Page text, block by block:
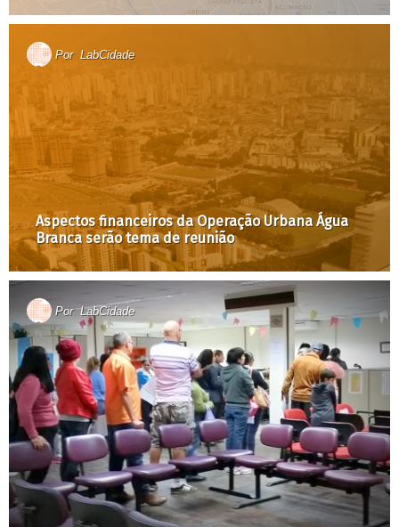
Por LabCidade
Aspectos financeiros da Operação Urbana Água
Branca serão tema de reunião
PorLabCidade